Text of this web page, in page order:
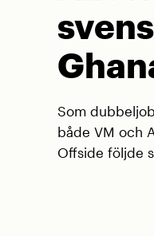
Som
både VM och
Offside följde